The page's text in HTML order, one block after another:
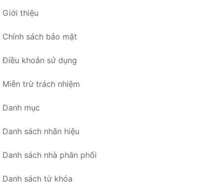
Giới thiệu
Chính sách bảo mật
Điều khoản sử dụng
Miễn trừ trách nhiệm
Danh mục
Danh sách nhãn hiệu
Danh sách nhà phân phối
Danh sách từ khóa